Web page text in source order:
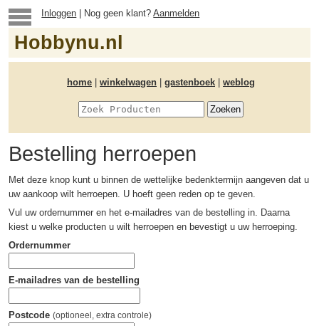
Inloggen | Nog geen klant?Aanmelden
Hobbynu.nl
home winkelwagen gastenboek weblog
Bestelling herroepen
Met deze knop kunt u binnen de wettelijke bedenktermijn aangeven dat u
uw aankoop wilt herroepen. U hoeft geen reden op te geven.
Vul uw ordernummer en het e-mailadres van de bestelling in. Daarna
kiest u welke producten u wilt herroepen en bevestigt u uw herroeping.
Ordernummer
E-mailadres van de bestelling
Postcode (optioneel, extra controle)